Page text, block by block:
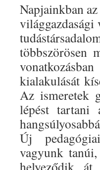
Napjainkban
világgazdasági
többszörösen
kialakulását
Az ismeretek
lépést tartani
Új
vagyunk
helyeződik